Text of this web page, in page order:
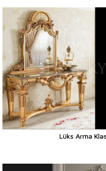
Lüks Arma